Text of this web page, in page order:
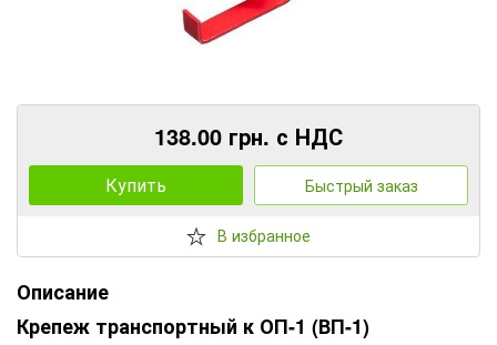
138.00 грн. с НДС
Купить Быстрый заказ
В избранное
Описание
Крепеж транспортный к ОП-1 (ВП-1)